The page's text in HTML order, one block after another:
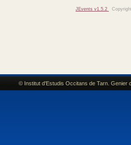
JEvents v1.5.2
© Institut d'Estudis Occitans de Tarn. Genier